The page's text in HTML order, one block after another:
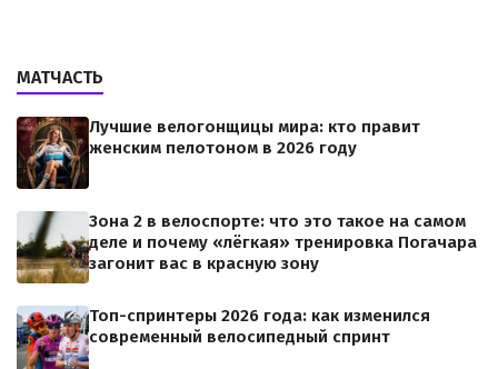
МАТЧАСТЬ
Лучшие велогонщицы мира: кто правит
женским пелотоном в 2026 году
Зона 2 в велоспорте: что это такое на самом
деле и почему «лёгкая» тренировка Погачара
загонит вас в красную зону
Топ-спринтеры 2026 года: как изменился
современный велосипедный спринт